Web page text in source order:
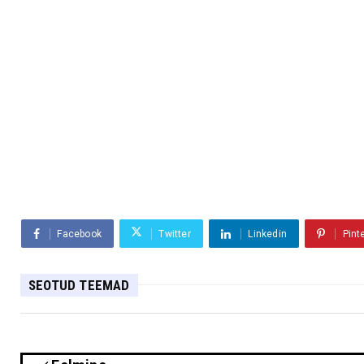
Facebook Twitter Linkedin
SEOTUD TEEMAD